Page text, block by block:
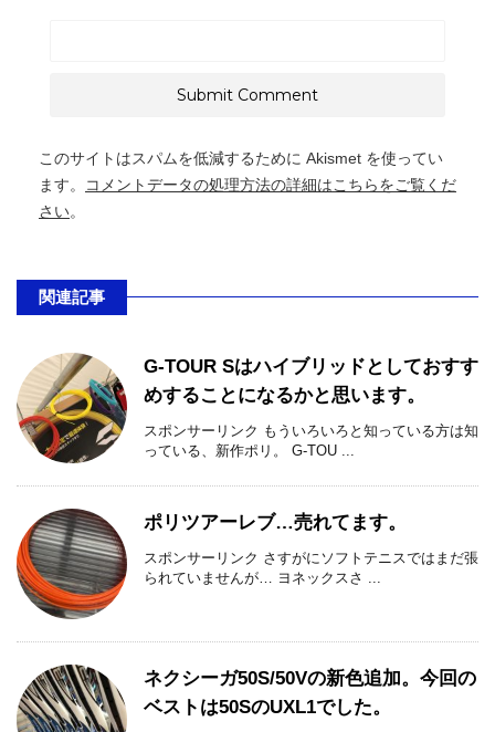
このサイトはスパムを低減するために Akismet を使ってい
ます。
コメントデータの処理方法の詳細はこちらをご覧くだ
さい。
関連記事
G-TOUR Sはハイブリッドとしておすす
めすることになるかと思います。
スポンサーリンク もういろいろと知っている方は知
っている、新作ポリ。 G-TOU ...
ポリツアーレブ…売れてます。
スポンサーリンク さすがにソフトテニスではまだ張
られていませんが… ヨネックスさ ...
ネクシーガ50S/50Vの新色追加。今回の
ベストは50SのUXL1でした。